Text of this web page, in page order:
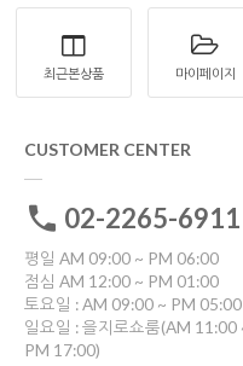
최근본상품 마이페이지
CUSTOMER CENTER
02-2265-
평일 AM 09:00 ~ PM 06:00
점심 AM 12:00 ~ PM 01:00
토요일 : AM 09:00 ~ PM
일요일 : 을지로쇼룸(AM
PM 17:00)